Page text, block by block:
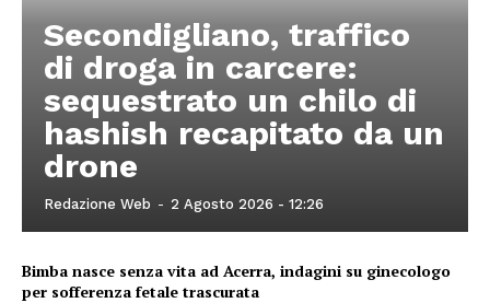
Secondigliano, traffico
di droga in carcere:
sequestrato un chilo di
hashish recapitato da un
drone
Redazione Web - 2 Agosto 2026 - 12:26
Bimba nasce senza vita ad Acerra, indagini su ginecologo
per sofferenza fetale trascurata